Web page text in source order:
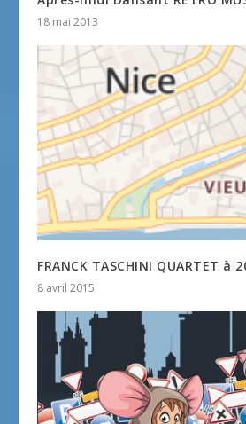
18 mai 2013
FRANCK TASCHINI QUARTET à
8 avril 2015